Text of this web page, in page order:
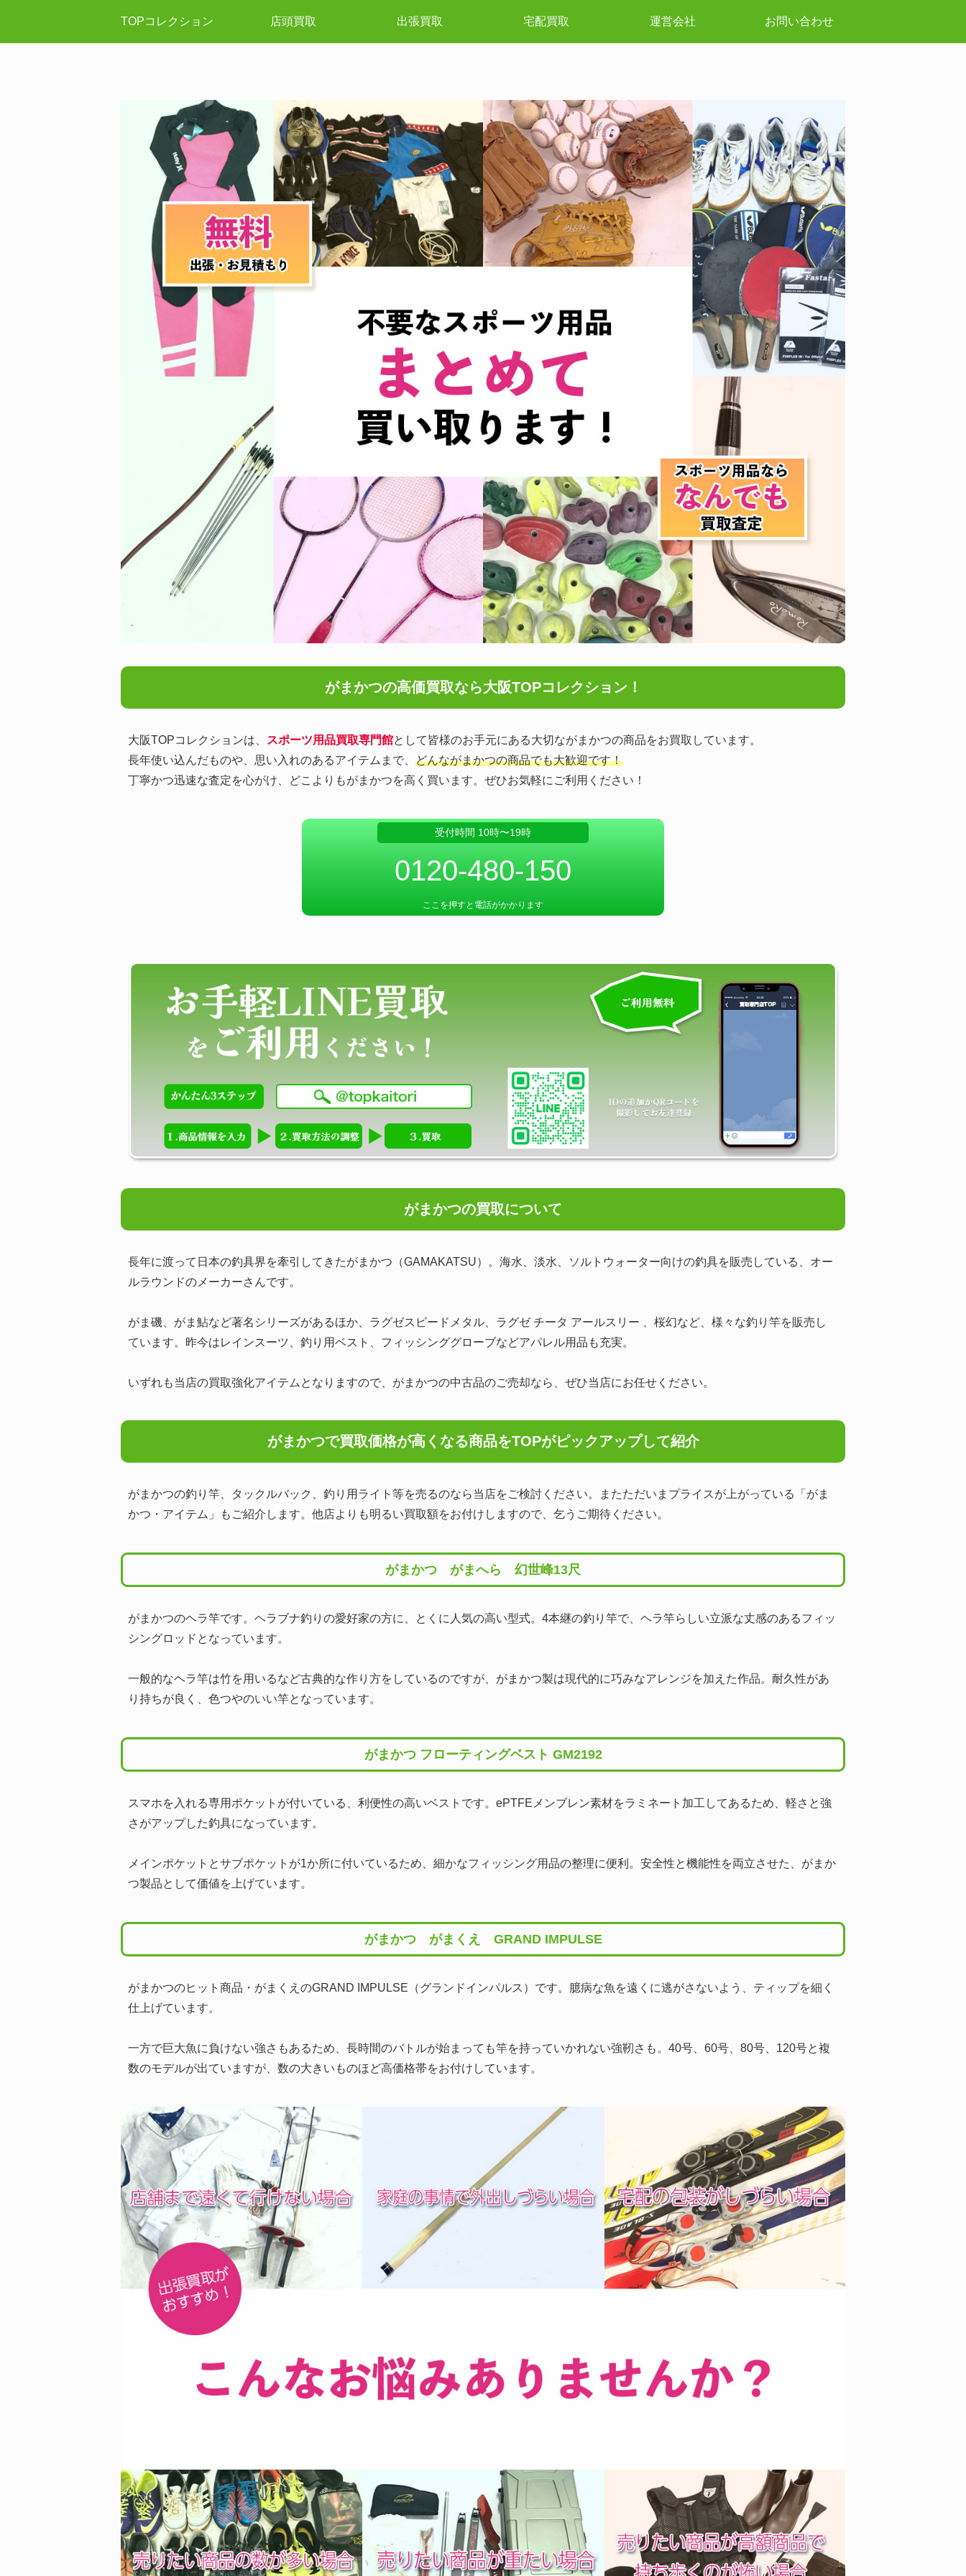
TOPコレクション 店頭買取 出張買取 宅配買取 運営会社 お問い合わせ
がまかつの高価買取なら大阪TOPコレクション！
大阪TOPコレクションは、 スポーツ用品買取専門館として皆様のお手元にある大切ながまかつの商品をお買取しています。
長年使い込んだものや、思い入れのあるアイテムまで、どんながまかつの商品でも大歓迎です！
丁寧かつ迅速な査定を心がけ、どこよりもがまかつを高く買います。ぜひお気軽にご利用ください！
受付時間 10時〜19時
0120-480-150
ここを押すと電話がかかります
がまかつの買取について
長年に渡って日本の釣具界を牽引してきたがまかつ（GAMAKATSU）。海水、淡水、ソルトウォーター向けの釣具を販売している、オー
ルラウンドのメーカーさんです。
がま磯、がま鮎など著名シリーズがあるほか、ラグゼスピードメタル、ラグゼ チータ アールスリー 、桜幻など、様々な釣り竿を販売し
ています。昨今はレインスーツ、釣り用ベスト、フィッシンググローブなどアパレル用品も充実。
いずれも当店の買取強化アイテムとなりますので、がまかつの中古品のご売却なら、ぜひ当店にお任せください。
がまかつで買取価格が高くなる商品をTOPがピックアップして紹介
がまかつの釣り竿、タックルバック、釣り用ライト等を売るのなら当店をご検討ください。またただいまプライスが上がっている「がま
かつ・アイテム」もご紹介します。他店よりも明るい買取額をお付けしますので、乞うご期待ください。
がまかつ がまへら 幻世峰13尺
がまかつのヘラ竿です。ヘラブナ釣りの愛好家の方に、とくに人気の高い型式。4本継の釣り竿で、ヘラ竿らしい立派な丈感のあるフィッ
シングロッドとなっています。
一般的なヘラ竿は竹を用いるなど古典的な作り方をしているのですが、がまかつ製は現代的に巧みなアレンジを加えた作品。耐久性があ
り持ちが良く、色つやのいい竿となっています。
がまかつ フローティングベスト GM2192
スマホを入れる専用ポケットが付いている、利便性の高いベストです。ePTFEメンブレン素材をラミネート加工してあるため、軽さと強
さがアップした釣具になっています。
メインポケットとサブポケットが1か所に付いているため、細かなフィッシング用品の整理に便利。安全性と機能性を両立させた、がまか
つ製品として価値を上げています。
がまかつ がまくえ GRAND IMPULSE
がまかつのヒット商品・がまくえのGRAND IMPULSE（グランドインパルス）です。臆病な魚を遠くに逃がさないよう、ティップを細く
仕上げています。
一方で巨大魚に負けない強さもあるため、長時間のバトルが始まっても竿を持っていかれない強靭さも。40号、60号、80号、120号と複
数のモデルが出ていますが、数の大きいものほど高価格帯をお付けしています。